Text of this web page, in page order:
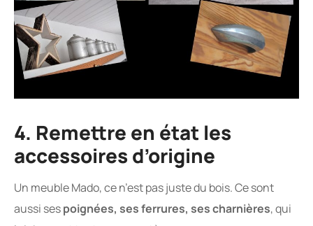
4. Remettre en état les
accessoires d’origine
Un meuble Mado, ce n’est pas juste du bois. Ce sont
aussi sespoignées, ses ferrures, ses charnières, qui